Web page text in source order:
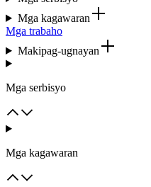
Mga kagawaran
Mga trabaho
Makipag-ugnayan
Mga serbisyo
Mga kagawaran